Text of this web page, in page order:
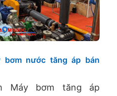
bơm nước tăng áp bán
Máy bơm tăng áp